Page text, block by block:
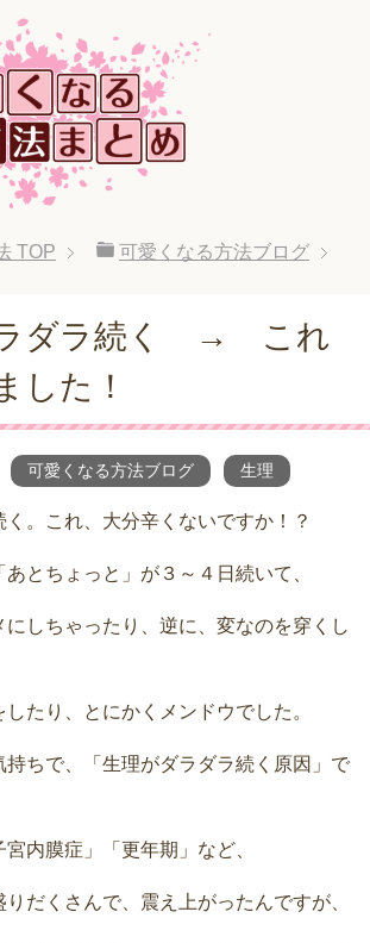
TOP 可愛くなる方法ブログ
ラダラ続く → これ
した！
可愛くなる方法ブログ 生理
。これ、大分辛くないですか！？
とちょっと」が３～４日続いて、
にしちゃったり、逆に、変なのを穿くし
たり、とにかくメンドウでした。
持ちで、「生理がダラダラ続く原因」で
宮内膜症」「更年期」など、
だくさんで、震え上がったんですが、